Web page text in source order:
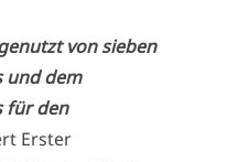
von sieben
und dem
für den
Erster